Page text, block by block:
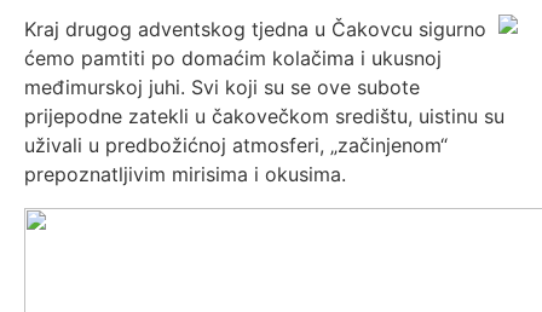
Kraj drugog adventskog tjedna u Čakovcu sigurno
ćemo pamtiti po domaćim kolačima i ukusnoj
međimurskoj juhi. Svi koji su se ove subote
prijepodne zatekli u čakovečkom središtu, uistinu su
uživali u predbožićnoj atmosferi, „začinjenom“
prepoznatljivim mirisima i okusima.